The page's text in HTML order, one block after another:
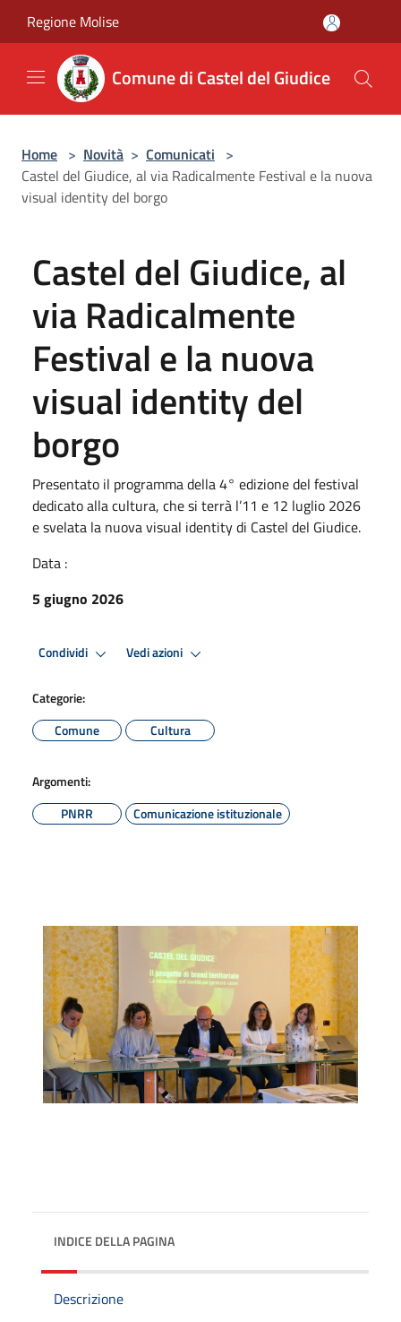
Regione Molise
Comune di Castel del Giudice
Home > Novità > Comunicati >
Castel del Giudice, al via Radicalmente Festival e la nuova
visual identity del borgo
Castel del Giudice, al
via Radicalmente
Festival e la nuova
visual identity del
borgo
Presentato il programma della 4° edizione del festival
dedicato alla cultura, che si terrà l’11 e 12 luglio 2026
e svelata la nuova visual identity di Castel del Giudice.
Data :
5 giugno 2026
Condividi Vedi azioni
Categorie:
Comune
Cultura
Argomenti:
PNRR
Comunicazione istituzionale
INDICE DELLA PAGINA
Descrizione